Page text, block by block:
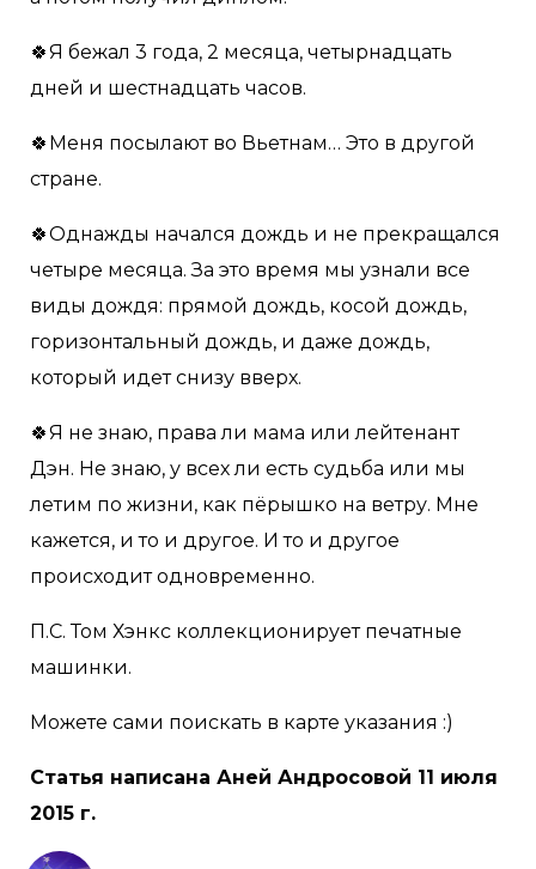
🍀Я бежал 3 года, 2 месяца, четырнадцать
дней и шестнадцать часов.
🍀Меня посылают во Вьетнам… Это в другой
стране.
🍀Однажды начался дождь и не прекращался
четыре месяца. За это время мы узнали все
виды дождя: прямой дождь, косой дождь,
горизонтальный дождь, и даже дождь,
который идет снизу вверх.
🍀Я не знаю, права ли мама или лейтенант
Дэн. Не знаю, у всех ли есть судьба или мы
летим по жизни, как пёрышко на ветру. Мне
кажется, и то и другое. И то и другое
происходит одновременно.
П.С. Том Хэнкс коллекционирует печатные
машинки.
Можете сами поискать в карте указания :)
Статья написана Аней Андросовой 11 июля
2015 г.